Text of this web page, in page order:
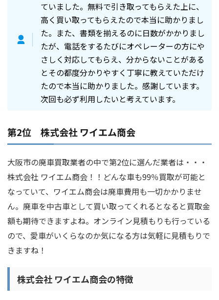
ていました。無料で引き取ってもらえた上に、
高く買い取ってもらえたので本当に助かりまし
た。また、書類を揃えるのに日数がかかりまし
たが、電話をするたびにオペレーターの方にや
さしく対応してもらえ、分からないことがある
とその都度分かりやすく丁寧に教えていただけ
たので本当に助かりました。感謝しています。
次回も必ず利用したいと考えています。
第2位 株式会社 ワイエム商会
大阪市の廃車買取業者の中で第2位に選んだ業者は・・・
株式会社 ワイエム商会！！どんな車も99％買取が可能と
なっていて、ワイエム商会は廃車費用も一切かかりませ
ん。廃車を中古車として買い取ってくれるとなると買取金
額も期待できますよね。オンライン見積もりも行っている
ので、愛車がいくらなのか気になる方は気軽に見積もりで
きますね！
株式会社 ワイエム商会の特徴